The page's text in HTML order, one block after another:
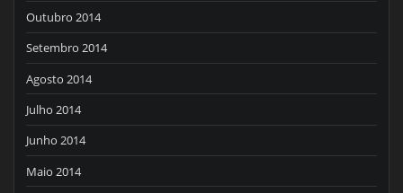
Outubro 2014
Setembro 2014
Agosto 2014
Julho 2014
Junho 2014
Maio 2014